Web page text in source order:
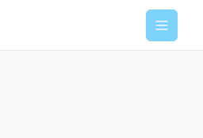
Menu